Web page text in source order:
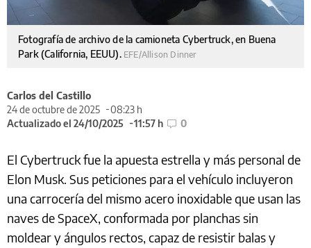
Fotografía de archivo de la camioneta Cybertruck, en Buena
Park (California, EEUU). EFE/Allison Dinner
Carlos del Castillo
24 de octubre de 2025
08:23 h
Actualizado el 24/10/2025
11:57 h 0
El Cybertruck fue la apuesta estrella y más personal de
Elon Musk. Sus peticiones para el vehículo incluyeron
una carrocería del mismo acero inoxidable que usan las
naves de SpaceX, conformada por planchas sin
moldear y ángulos rectos, capaz de resistir balas y